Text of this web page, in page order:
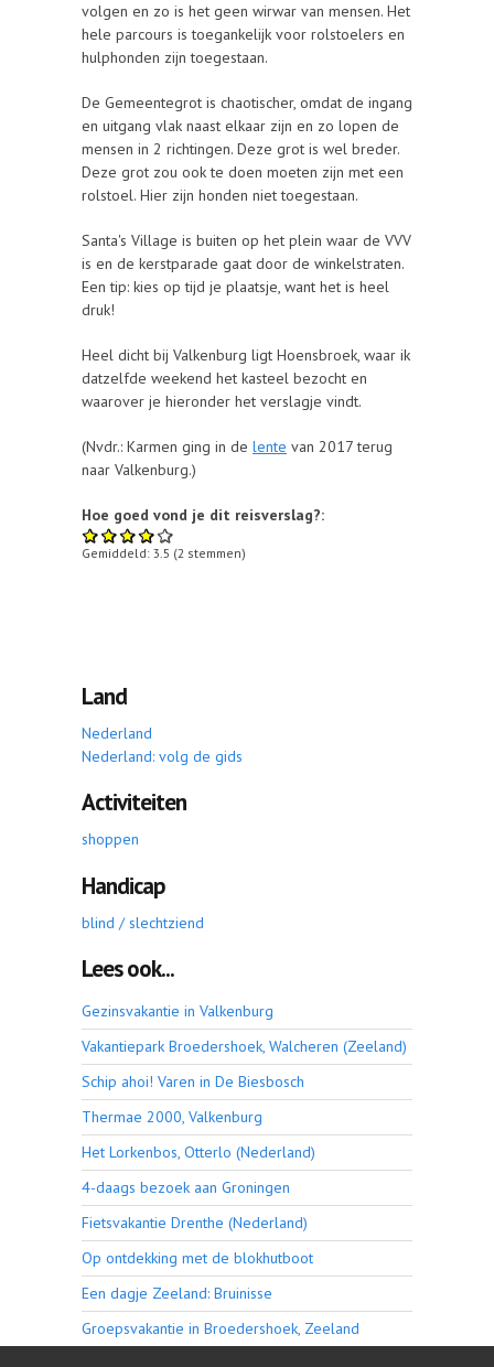
volgen en zo is het geen wirwar van mensen. Het
hele parcours is toegankelijk voor rolstoelers en
hulphonden zijn toegestaan.
De Gemeentegrot is chaotischer, omdat de ingang
en uitgang vlak naast elkaar zijn en zo lopen de
mensen in 2 richtingen. Deze grot is wel breder.
Deze grot zou ook te doen moeten zijn met een
rolstoel. Hier zijn honden niet toegestaan.
Santa's Village is buiten op het plein waar de VVV
is en de kerstparade gaat door de winkelstraten.
Een tip: kies op tijd je plaatsje, want het is heel
druk!
Heel dicht bij Valkenburg ligt Hoensbroek, waar ik
datzelfde weekend het kasteel bezocht en
waarover je hieronder het verslagje vindt.
(Nvdr.: Karmen ging in de lente van 2017 terug
naar Valkenburg.)
Hoe goed vond je dit reisverslag?:
Gemiddeld: 3.5 (2 stemmen)
Land
Nederland
Nederland: volg de gids
Activiteiten
shoppen
Handicap
blind / slechtziend
Lees ook...
Gezinsvakantie in Valkenburg
Vakantiepark Broedershoek, Walcheren (Zeeland)
Schip ahoi! Varen in De Biesbosch
Thermae 2000, Valkenburg
Het Lorkenbos, Otterlo (Nederland)
4-daags bezoek aan Groningen
Fietsvakantie Drenthe (Nederland)
Op ontdekking met de blokhutboot
Een dagje Zeeland: Bruinisse
Groepsvakantie in Broedershoek, Zeeland